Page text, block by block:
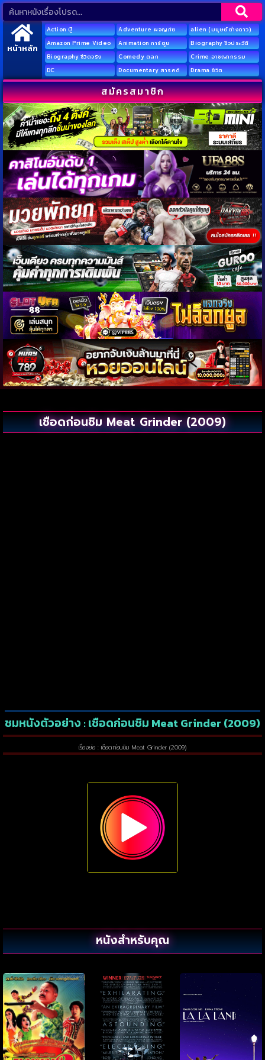
หน้าหลัก
Action บู๊ Adventure ผจญภัย
alien (มนุษย์ต่างดาว)
Amazon Prime Video
Animation การ์ตูน
Biography ชีวประวัติ
Biography ชีวิตจริง
Comedy ตลก
Crime อาชญากรรม
DC
Documentary สารคดี Drama ชีวิต
สมัครสมาชิก
เชือดก่อนชิม Meat Grinder (2009)
ชมหนังตัวอย่าง : เชือดก่อนชิม Meat Grinder (2009)
เรื่องย่อ : เชือดก่อนชิม Meat Grinder (2009)
หนังสำหรับคุณ